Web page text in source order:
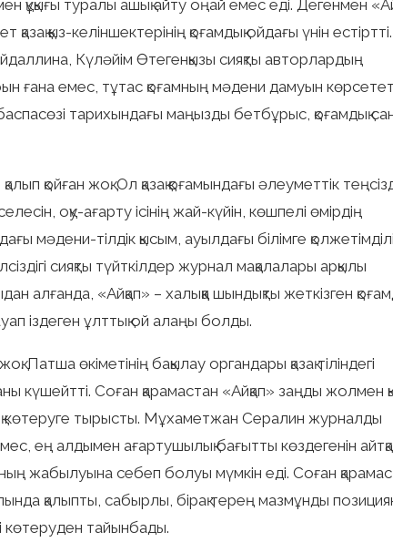
құқығы туралы ашық айту оңай емес еді. Дегенмен
қыз-келіншектерінің қоғамдық ойдағы үнін естіртті.
Күләйім Өтегенқызы сияқты авторлардың
ғана емес, тұтас қоғамның мәдени дамуын
тарихындағы маңызды бетбұрыс, қоғамдық
қойған жоқ. Ол қазақ қоғамындағы әлеуметтік
оқу-ағарту ісінің жай-күйін, көшпелі өмірдің
мәдени-тілдік қысым, ауылдағы білімге
сияқты түйткілдер журнал мақалалары арқылы
алғанда, «Айқап» – халыққа шындықты жеткізген
іздеген ұлттық ой алаңы болды.
өкіметінің бақылау органдары қазақ тіліндегі
күшейтті. Соған қарамастан «Айқап» заңды жолмен
көтеруге тырысты. Мұхаметжан Сералин журналды
ең алдымен ағартушылық бағытты көздегенін
жабылуына себеп болуы мүмкін еді. Соған
қалыпты, сабырлы, бірақ терең мазмұнды
көтеруден тайынбады.